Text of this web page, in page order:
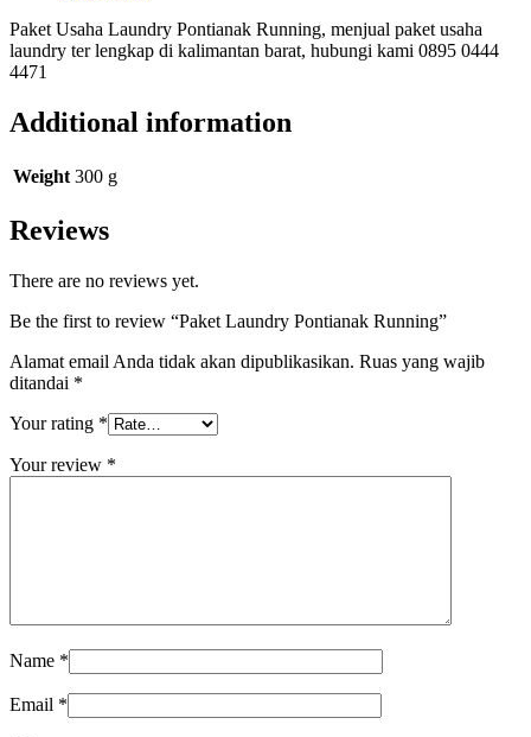
Paket Usaha Laundry Pontianak Running, menjual paket usaha
laundry ter lengkap di kalimantan barat, hubungi kami 0895 0444
4471
Additional information
Weight 300 g
Reviews
There are no reviews yet.
Be the first to review “Paket Laundry Pontianak Running”
Alamat email Anda tidak akan dipublikasikan. Ruas yang wajib
ditandai *
Your rating *
Your review *
Name *
Email *